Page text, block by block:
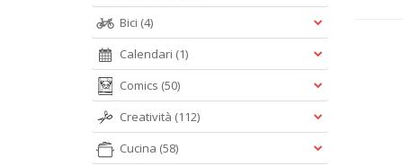
Bici (4)
Calendari (1)
Comics (50)
Creatività (112)
Cucina (58)